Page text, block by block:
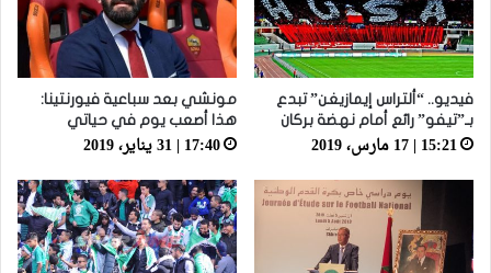
فيديو.. “ألتراس إيمازيغن” تبدع
بـ”تيفو” رائع أمام نهضة بركان
15:21 | 17 مارس، 2019
مونشي بعد سباعية فيورنتينا:
هذا أصعب يوم في حياتي
17:40 | 31 يناير، 2019